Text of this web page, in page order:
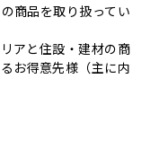
商品を取り扱ってい
アと住設・建材の商
お得意先様（主に内